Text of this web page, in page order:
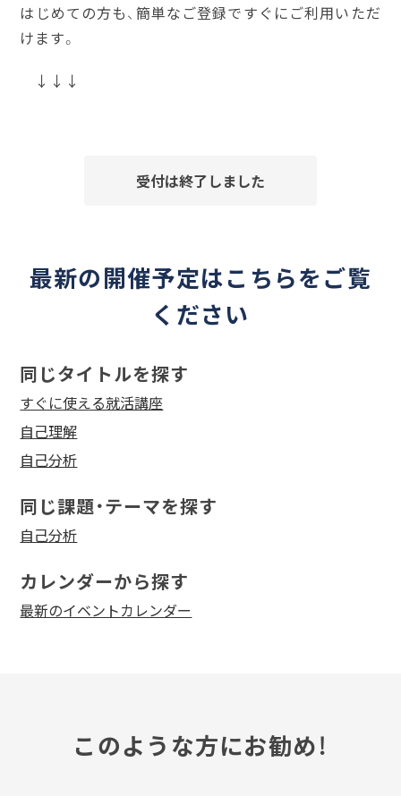
はじめての方も、簡単なご登録ですぐにご利用いただ
けます。
↓↓↓
受付は終了しました
最新の開催予定はこちらをご覧
ください
同じタイトルを探す
すぐに使える就活講座
自己理解
自己分析
同じ課題・テーマを探す
自己分析
カレンダーから探す
最新のイベントカレンダー
このような方にお勧め！